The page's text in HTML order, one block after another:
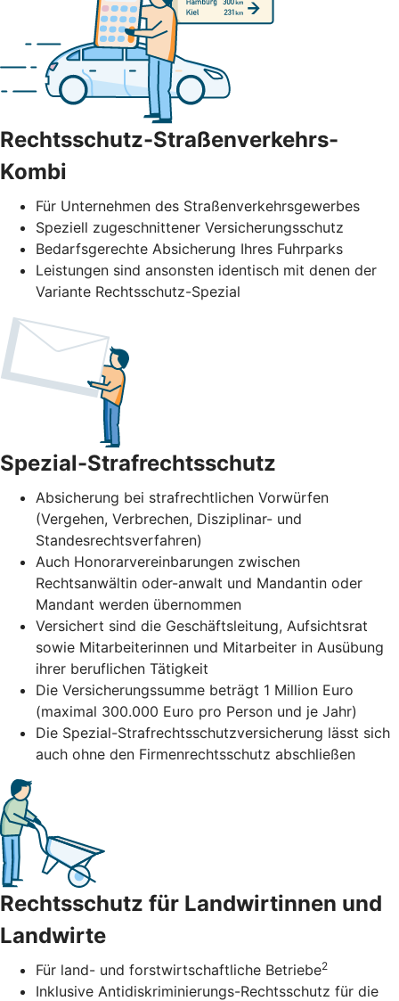
Rechtsschutz-Straßenverkehrs-
Kombi
Für Unternehmen des Straßenverkehrs­gewerbes
Speziell zugeschnittener Versicherungsschutz
Bedarfsgerechte Absicherung Ihres Fuhrparks
Leistungen sind ansonsten identisch mit denen der
Variante Rechtsschutz-Spezial
Spezial-Strafrechtsschutz
Absicherung bei strafrechtlichen Vorwürfen
(Vergehen, Verbrechen, Disziplinar- und
Standesrechtsverfahren)
Auch Honorarvereinbarungen zwischen
Rechtsanwältin oder-anwalt und Mandantin oder
Mandant werden übernommen
Versichert sind die Geschäftsleitung, Aufsichtsrat
sowie Mitarbeiterinnen und Mitarbeiter in Ausübung
ihrer beruflichen Tätigkeit
Die Versicherungssumme beträgt 1 Million Euro
(maximal 300.000 Euro pro Person und je Jahr)
Die Spezial-Strafrechtsschutzversicherung lässt sich
auch ohne den Firmenrechtsschutz abschließen
Rechtsschutz für Landwirtinnen und
Landwirte
Für land- und forstwirtschaftliche Betriebe2
Inklusive Antidiskriminierungs-Rechtsschutz für die